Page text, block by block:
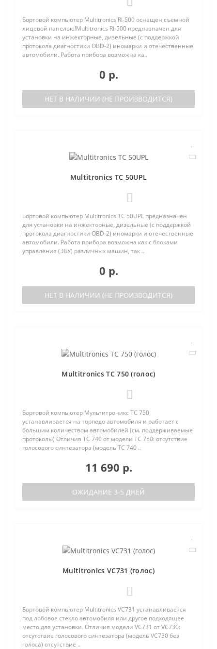
Бортовой компьютер Multitronics RI-500 оснащен съемной
лицевой панелью!Multitronics RI-500 предназначен для
установки на инжекторные, дизельные (с поддержкой
протокола диагностики OBD-2) иномарки и отечественные
автомобили. Работа прибора возможна ка..
0 р.
НЕТ В НАЛИЧИИ (НЕ ПРОИЗВОДИТСЯ)
Multitronics TC 50UPL
Бортовой компьютер Multitronics TC 50UPL предназначен
для установки на инжекторные, дизельные (с поддержкой
протокола диагностики OBD-2) иномарки и отечественные
автомобили. Работа прибора возможна как с блоками
управления (ЭБУ) различных машин, так ..
0 р.
НЕТ В НАЛИЧИИ (НЕ ПРОИЗВОДИТСЯ)
Multitronics TC 750 (голос)
Бортовой компьютер Мультитроникс TC 750
устанавливается на торпедо автомобиля и работает с
большим количеством автомобилей (см. поддерживаемые
протоколы) Отличия TC 740 от модели TC 750: отсутствие
голосового синтезатора (модель TC 740 ..
11 690 р.
ОЖИДАНИЕ 3-5 ДНЕЙ
Multitronics VC731 (голос)
Бортовой компьютер Multitronics VC731 устанавливается
под лобовое стекло автомобиля или другое подходящее
место для установки. Отличия модели VC731 от VC730:
отсутствие голосового синтезатора (модель VC730 без
голоса) отсутствие ..